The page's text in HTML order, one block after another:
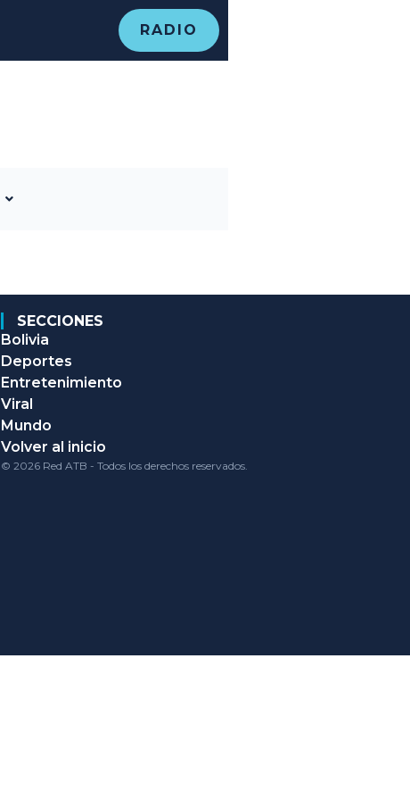
RADIO
SECCIONES
Bolivia
Deportes
Entretenimiento
Viral
Mundo
Volver al inicio
© 2026 Red ATB - Todos los derechos reservados.